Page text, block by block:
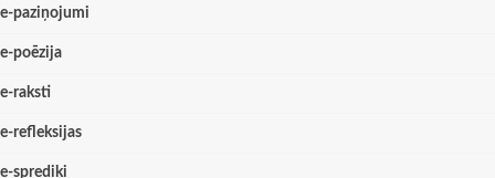
e-paziņojumi
e-poēzija
e-raksti
e-refleksijas
e-sprediķi